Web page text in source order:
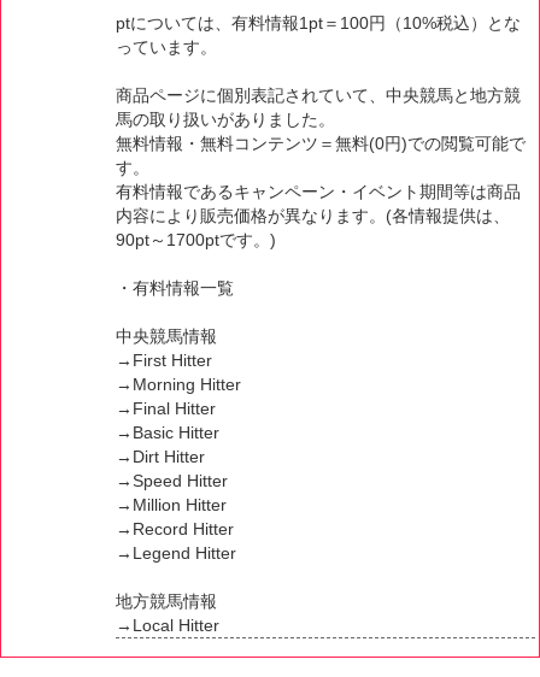
ptについては、有料情報1pt＝100円（10%税込）とな
っています。
商品ページに個別表記されていて、中央競馬と地方競
馬の取り扱いがありました。
無料情報・無料コンテンツ＝無料(0円)での閲覧可能で
す。
有料情報であるキャンペーン・イベント期間等は商品
内容により販売価格が異なります。(各情報提供は、
90pt～1700ptです。)
・有料情報一覧
中央競馬情報
→First Hitter
→Morning Hitter
→Final Hitter
→Basic Hitter
→Dirt Hitter
→Speed Hitter
→Million Hitter
→Record Hitter
→Legend Hitter
地方競馬情報
→Local Hitter